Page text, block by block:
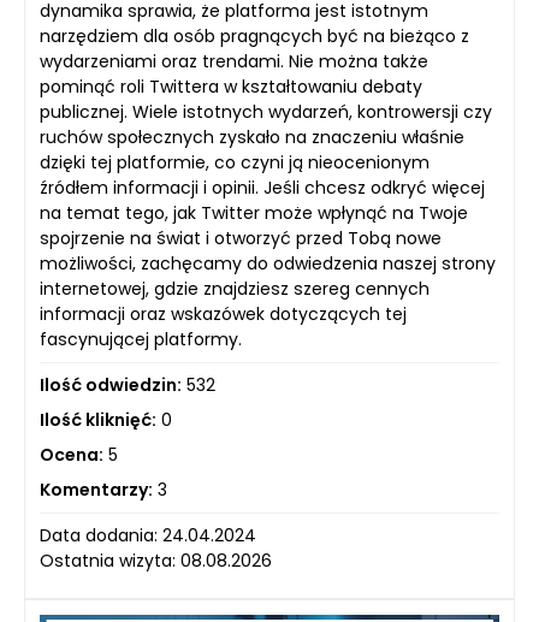
dynamika sprawia, że platforma jest istotnym
narzędziem dla osób pragnących być na bieżąco z
wydarzeniami oraz trendami. Nie można także
pominąć roli Twittera w kształtowaniu debaty
publicznej. Wiele istotnych wydarzeń, kontrowersji czy
ruchów społecznych zyskało na znaczeniu właśnie
dzięki tej platformie, co czyni ją nieocenionym
źródłem informacji i opinii. Jeśli chcesz odkryć więcej
na temat tego, jak Twitter może wpłynąć na Twoje
spojrzenie na świat i otworzyć przed Tobą nowe
możliwości, zachęcamy do odwiedzenia naszej strony
internetowej, gdzie znajdziesz szereg cennych
informacji oraz wskazówek dotyczących tej
fascynującej platformy.
Ilość odwiedzin: 532
Ilość kliknięć: 0
Ocena: 5
Komentarzy: 3
Data dodania: 24.04.2024
Ostatnia wizyta: 08.08.2026